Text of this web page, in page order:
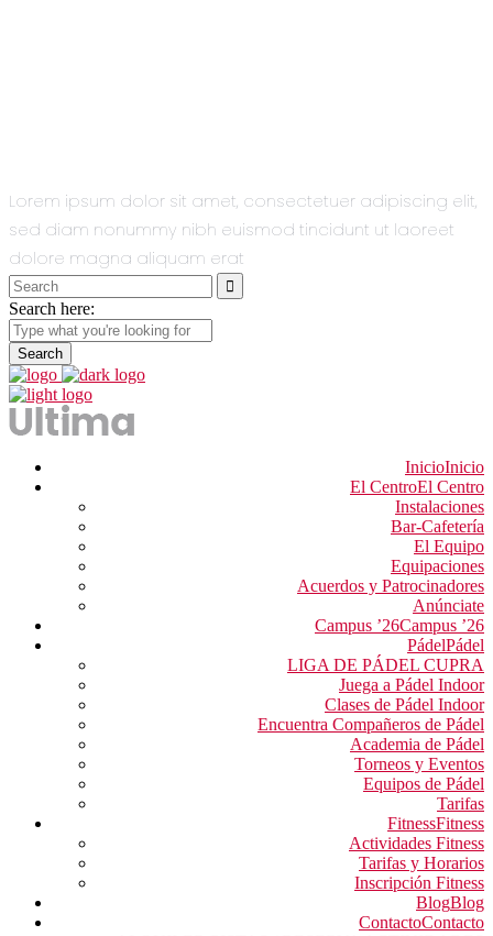
Lorem ipsum dolor sit amet, consectetuer adipiscing elit,
sed diam nonummy nibh euismod tincidunt ut laoreet
dolore magna aliquam erat
Search
for:
Search here:
InicioInicio
El CentroEl Centro
Instalaciones
Bar-Cafetería
El Equipo
Equipaciones
Acuerdos y Patrocinadores
Anúnciate
Campus ’26Campus ’26
PádelPádel
LIGA DE PÁDEL CUPRA
Juega a Pádel Indoor
Clases de Pádel Indoor
Encuentra Compañeros de Pádel
Academia de Pádel
Torneos y Eventos
Equipos de Pádel
Tarifas
FitnessFitness
Actividades Fitness
Tarifas y Horarios
Inscripción Fitness
BlogBlog
ContactoContacto